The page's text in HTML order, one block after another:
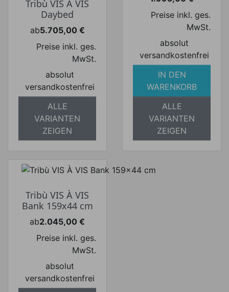
Tribù VIS À VIS
Daybed
ab
Preis
5.705,00 €
Preise inkl. ges.
MwSt.
absolut
versandkostenfrei
ALLE
VARIANTEN
ZEIGEN
Preis
Preise inkl. ges.
MwSt.
absolut
versandkostenfrei
IN DEN
WARENKORB
ALLE
VARIANTEN
ZEIGEN
Tribù VIS À VIS
Bank 159x44 cm
ab
Preis
2.045,00 €
Preise inkl. ges.
MwSt.
absolut
versandkostenfrei